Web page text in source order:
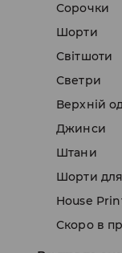
Сорочки
Шорти
Світшоти
Светри
Верхній
Джинси
Штани
Шорти
House
Скоро в